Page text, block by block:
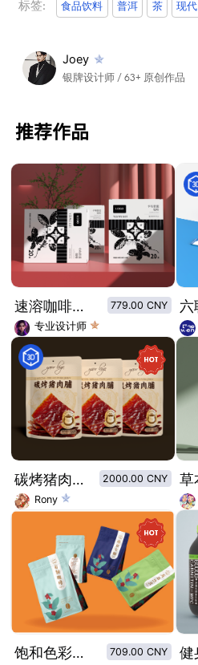
标签: 食品饮料 普洱 茶 现代
Joey
银牌设计师 / 63+ 原创作品
推荐作品
速溶咖啡包装设计
779.00 CNY
专业设计师
碳烤猪肉脯自立袋包装设计
2000.00 CNY
Rony
饱和色彩简约插图咖啡豆包装
709.00 CNY